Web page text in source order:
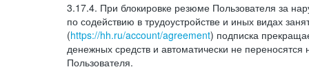
3.17.4. При блокировке резюме Пользователя за
по содействию в трудоустройстве и иных видах
(https://hh.ru/account/agreement) подписка
денежных средств и автоматически не переносятся
Пользователя.